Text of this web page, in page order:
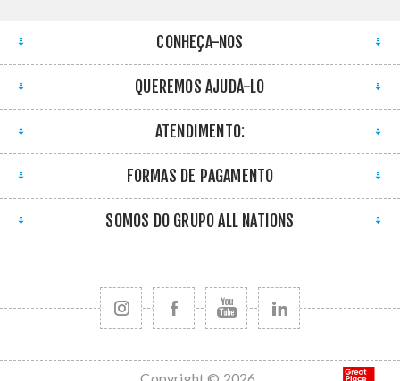
CONHEÇA-NOS
QUEREMOS AJUDÁ-LO
ATENDIMENTO:
FORMAS DE PAGAMENTO
SOMOS DO GRUPO ALL NATIONS